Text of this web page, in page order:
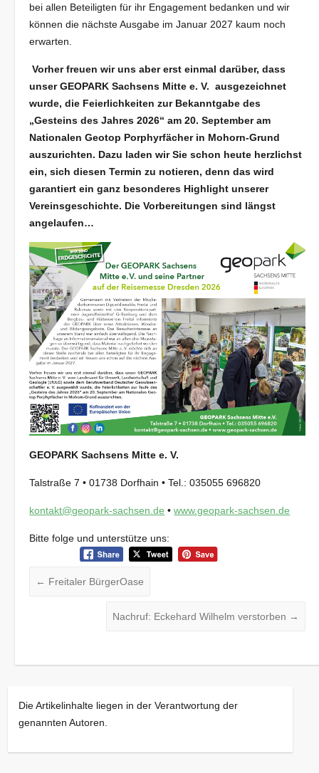
bei allen Beteiligten für ihr Engagement bedanken und wir
können die nächste Ausgabe im Januar 2027 kaum noch
erwarten.
Vorher freuen wir uns aber erst einmal darüber, dass
unser GEOPARK Sachsens Mitte e. V. ausgezeichnet
wurde, die Feierlichkeiten zur Bekanntgabe des
„Gesteins des Jahres 2026“ am 20. September am
Nationalen Geotop Porphyrfächer in Mohorn-Grund
auszurichten. Dazu laden wir Sie schon heute herzlichst
ein, sich diesen Termin zu notieren, denn das wird
garantiert ein ganz besonderes Highlight unserer
Vereinsgeschichte. Die Vorbereitungen sind längst
angelaufen…
GEOPARK Sachsens Mitte e. V.
Talstraße 7 • 01738 Dorfhain • Tel.: 035055 696820
kontakt@geopark-sachsen.de •www.geopark-sachsen.de
Bitte folge und unterstütze uns:
← Freitaler BürgerOase
Nachruf: Eckehard Wilhelm verstorben →
Die Artikelinhalte liegen in der Verantwortung der
genannten Autoren.